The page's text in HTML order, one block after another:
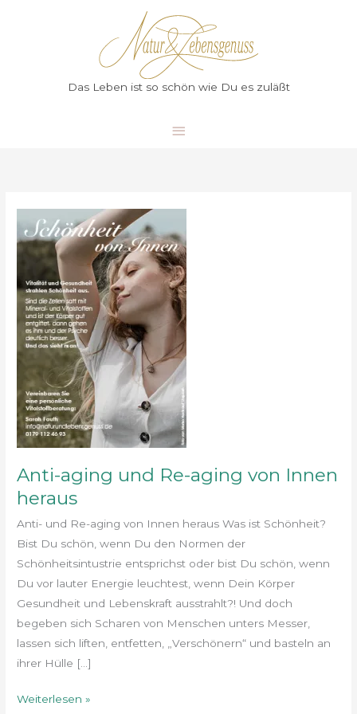
Das Leben ist so schön wie Du es zuläßt
Hauptmenü
Anti-aging und Re-aging von Innen
heraus
Anti- und Re-aging von Innen heraus Was ist Schönheit?
Bist Du schön, wenn Du den Normen der
Schönheitsintustrie entsprichst oder bist Du schön, wenn
Du vor lauter Energie leuchtest, wenn Dein Körper
Gesundheit und Lebenskraft ausstrahlt?! Und doch
begeben sich Scharen von Menschen unters Messer,
lassen sich liften, entfetten, „Verschönern“ und basteln an
ihrer Hülle […]
Anti-
aging
und
Re-
aging
von
Innen
heraus
Weiterlesen »